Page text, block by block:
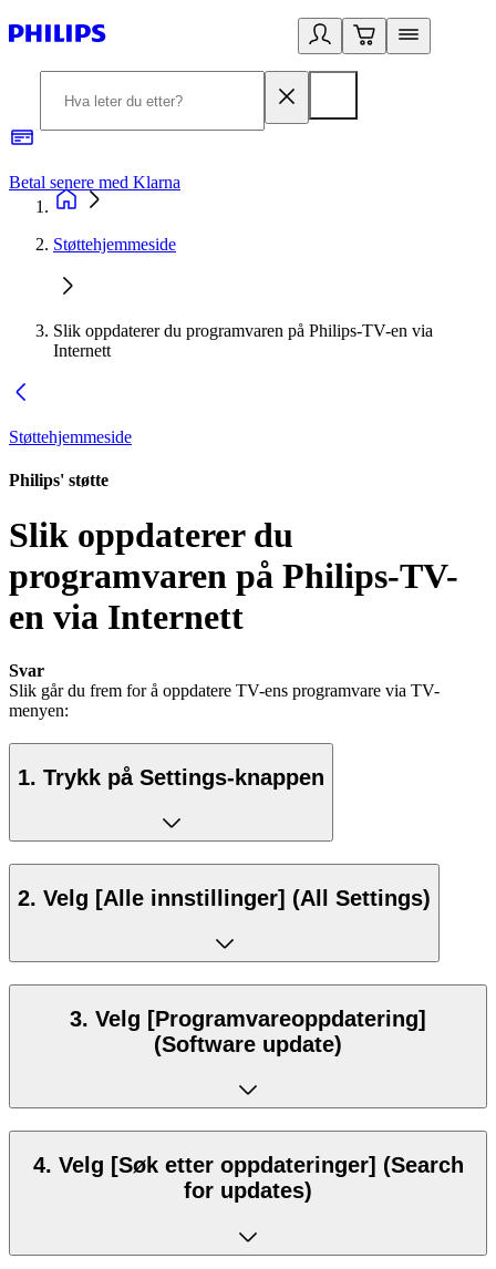
Betal senere med Klarna
Støttehjemmeside
Slik oppdaterer du programvaren på Philips-TV-en via
Internett
Støttehjemmeside
Philips' støtte
Slik oppdaterer du
programvaren på Philips-TV-
en via Internett
Svar
Slik går du frem for å oppdatere TV-ens programvare via TV-
menyen:
1. Trykk på Settings-knappen
2. Velg [Alle innstillinger] (All Settings)
3. Velg [Programvareoppdatering]
(Software update)
4. Velg [Søk etter oppdateringer] (Search
for updates)